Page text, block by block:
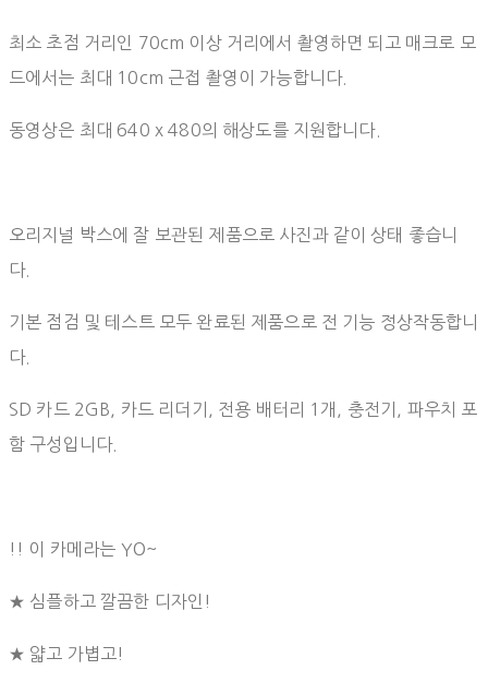
최소 초점 거리인 70cm 이상 거리에서 촬영하면 되고 매크로 모
드에서는 최대 10cm 근접 촬영이 가능합니다.
동영상은 최대 640 x 480의 해상도를 지원합니다.
오리지널 박스에 잘 보관된 제품으로 사진과 같이 상태 좋습니
다.
기본 점검 및 테스트 모두 완료된 제품으로 전 기능 정상작동합니
다.
SD 카드 2GB, 카드 리더기, 전용 배터리 1개, 충전기, 파우치 포
함 구성입니다.
!! 이 카메라는 YO~
★ 심플하고 깔끔한 디자인!
★ 얇고 가볍고!